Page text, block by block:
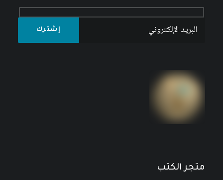
متجر الكتب